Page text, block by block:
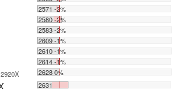
2571 -2%
2580 -2%
2583 -2%
2609 -1%
2610 -1%
2614 -1%
2628 0%
2631